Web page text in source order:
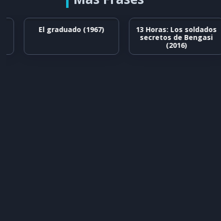
El graduado (1967)
13 Horas: Los soldados
secretos de Bengasi
(2016)